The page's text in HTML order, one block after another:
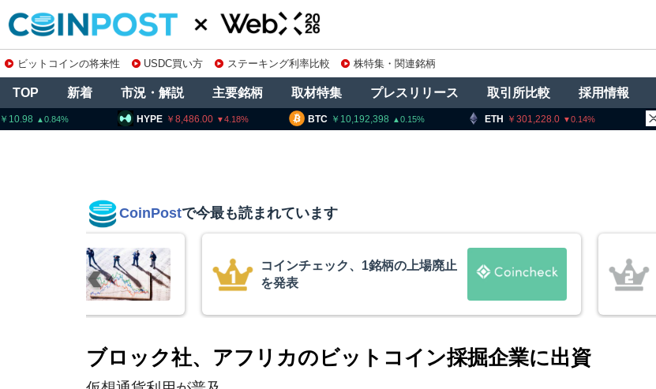
ビットコインの将来性 USDC買い方 ステーキング利率比較 株特集・関連銘柄
TOP 新着 市況・解説 主要銘柄 取材特集 プレスリリース 取引所比較 採用情報
BTC 10,192,398 0.15 ETH 301,228.0 0.14 XRP 159.98
HYPE 8,486.00 4.18
CoinPostで今最も読まれています
暗号資産交換業者に出庫制限強化を
要請、詐欺被害防止へ 金融庁と警
ブロック社、アフリカのビットコイン採掘企業に出資